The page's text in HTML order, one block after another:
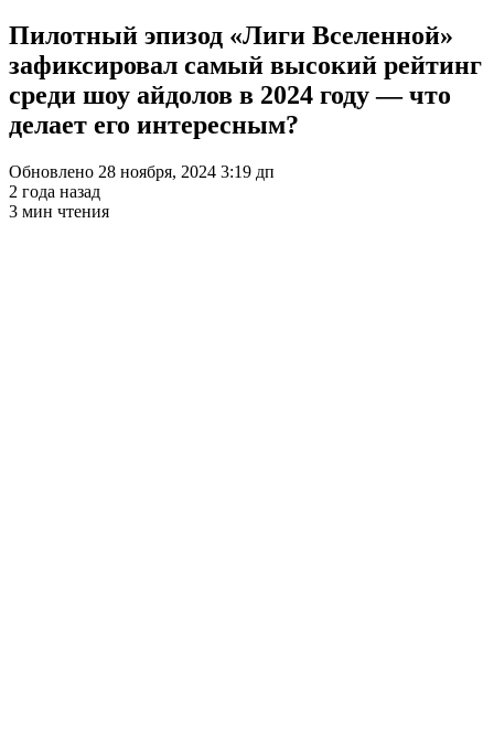
Пилотный эпизод «Лиги Вселенной»
зафиксировал самый высокий рейтинг
среди шоу айдолов в 2024 году — что
делает его интересным?
Обновлено 28 ноября, 2024 3:19 дп
2 года назад
3 мин чтения